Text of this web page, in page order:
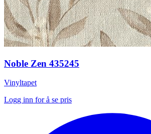
Noble Zen 435245
Vinyltapet
Logg inn for å se pris